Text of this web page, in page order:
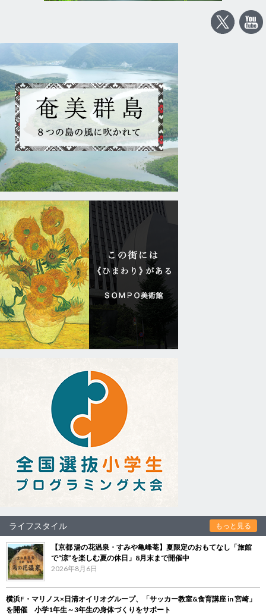
ライフスタイル もっと見る
【京都 湯の花温泉・すみや亀峰菴】夏限定のおもてなし「旅館
で“涼”を楽しむ夏の休日」8月末まで開催中
2026年8月6日
横浜F・マリノス×日清オイリオグループ、「サッカー教室&食育講座 in 宮崎」
を開催 小学1年生～3年生の身体づくりをサポート